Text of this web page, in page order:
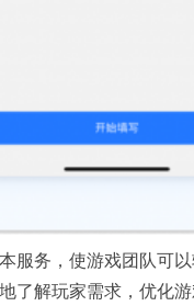
服务，使游戏团队可
了解玩家需求，优化